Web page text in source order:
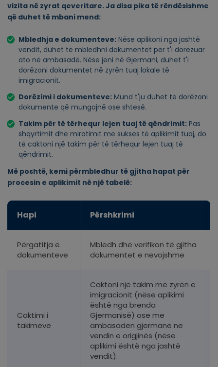
vizita në zyrat qeveritare. Ja disa pika të rëndësishme
që duhet të mbani mend:
Mbledhja e dokumenteve: Nëse aplikoni nga jashtë
vendit, duhet të mbledhni dokumentet për t'i dorëzuar
ato në ambasadë. Nëse jeni në Gjermani, duhet t'i
dorëzoni dokumentet në zyrën tuaj lokale të
imigracionit.
Dorëzimi i dokumenteve: Mund t'ju duhet të dorëzoni
dokumente që mungojnë ose shtesë.
Takim për të tërhequr lejen tuaj të qëndrimit: Pas
shqyrtimit dhe miratimit me sukses të aplikimit tuaj, do
të caktoni një takim për të tërhequr lejen tuaj të
qëndrimit.
Më poshtë, kemi përmbledhur të gjitha hapat për
procesin e aplikimit në një tabelë:
Hapi Përshkrimi
Përgatitja e
dokumenteve
Mbledh dhe verifikon të gjitha
dokumentet e nevojshme
Caktimi i
takimeve
Caktoni një takim me zyrën e
imigracionit (nëse aplikimi
është nga brenda
Gjermanisë) ose me
ambasadën gjermane në
vendin e origjinës (nëse
aplikimi është nga jashtë
vendit).